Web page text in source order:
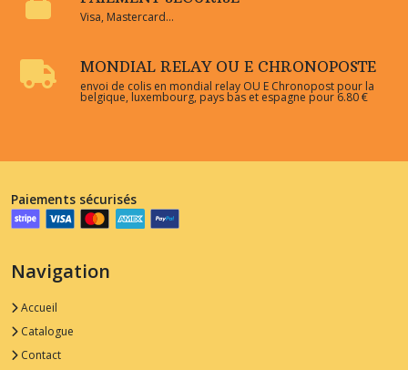
Visa, Mastercard...
MONDIAL RELAY OU E CHRONOPOSTE
envoi de colis en mondial relay OU E Chronopost pour la
belgique, luxembourg, pays bas et espagne pour 6.80 €
Paiements sécurisés
Navigation
Accueil
Catalogue
Contact